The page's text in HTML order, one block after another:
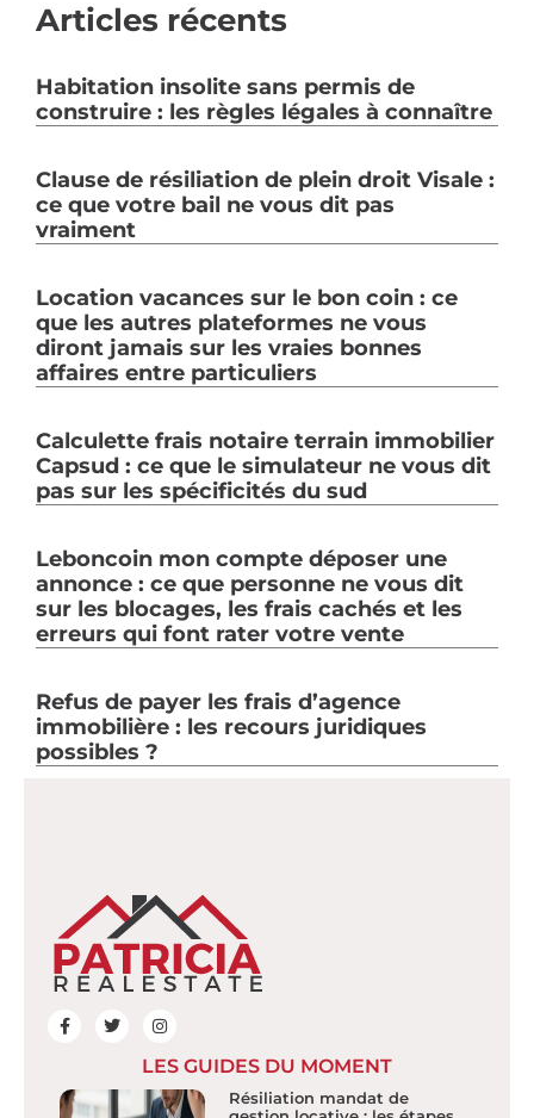
Articles récents
Habitation insolite sans permis de
construire : les règles légales à connaître
Clause de résiliation de plein droit Visale :
ce que votre bail ne vous dit pas
vraiment
Location vacances sur le bon coin : ce
que les autres plateformes ne vous
diront jamais sur les vraies bonnes
affaires entre particuliers
Calculette frais notaire terrain immobilier
Capsud : ce que le simulateur ne vous dit
pas sur les spécificités du sud
Leboncoin mon compte déposer une
annonce : ce que personne ne vous dit
sur les blocages, les frais cachés et les
erreurs qui font rater votre vente
Refus de payer les frais d’agence
immobilière : les recours juridiques
possibles ?
LES GUIDES DU MOMENT
Résiliation mandat de